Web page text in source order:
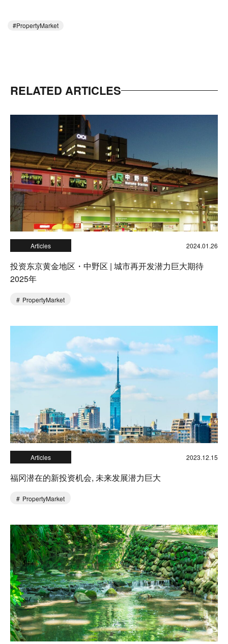
PropertyMarket
RELATED ARTICLES
Articles 2024.01.26
投资东京黄金地区・中野区 | 城市再开发潜力巨大期待
2025年
PropertyMarket
Articles 2023.12.15
福冈潜在的新投资机会, 未来发展潜力巨大
PropertyMarket